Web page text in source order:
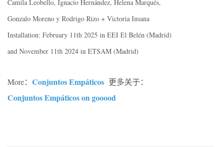
Camila Leobello, Ignacio Hernández, Helena Marqués,
Gonzalo Moreno y Rodrigo Rizo + Victoria Insana
Installation: February 11th 2025 in EEI El Belén (Madrid)
and November 11th 2024 in ETSAM (Madrid)
More： Conjuntos Empáticos 更多关于：
Conjuntos Empáticos on gooood